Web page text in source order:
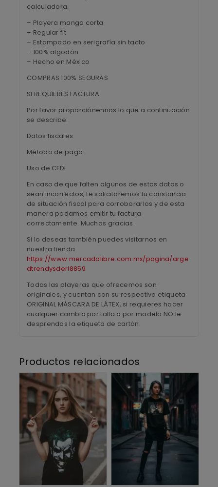
calculadora.
– Playera manga corta
– Regular fit
– Estampado en serigrafía sin tacto
– 100% algodón
– Hecho en México
COMPRAS 100% SEGURAS
SI REQUIERES FACTURA
Por favor proporciónennos lo que a continuación
se describe:
Datos fiscales
Método de pago
Uso de CFDI
En caso de que falten algunos de estos datos o
sean incorrectos, te solicitaremos tu constancia
de situación fiscal para corroborarlos y de esta
manera podamos emitir tu factura
correctamente. Muchas gracias.
Si lo deseas también puedes visitarnos en
nuestra tienda
https://www.mercadolibre.com.mx/pagina/arge
dtrendysderl8859
Todas las playeras que ofrecemos son
originales, y cuentan con su respectiva etiqueta
ORIGINAL MÁSCARA DE LÁTEX, si requieres hacer
cualquier cambio por talla o por modelo NO le
desprendas la etiqueta de cartón.
Productos relacionados